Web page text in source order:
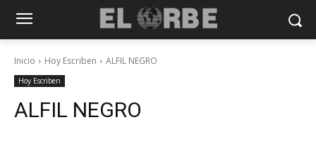
Inicio Hoy Escriben ALFIL NEGRO
Hoy Escriben
ALFIL NEGRO